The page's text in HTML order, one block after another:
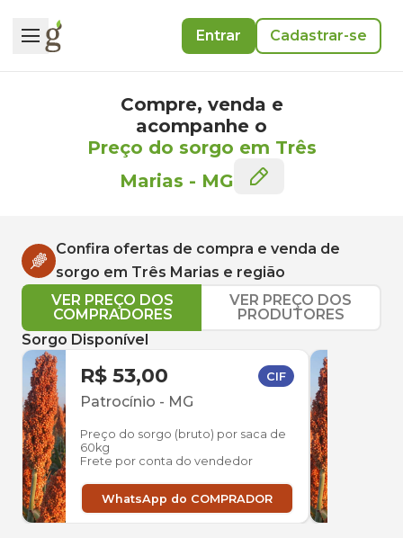
Entrar Cadastrar-se
Compre, venda e
acompanhe o
Preço do sorgo em Três
Marias - MG
Confira ofertas de compra e venda de
sorgo em Três Marias e região
VER PREÇO DOS
COMPRADORES
VER PREÇO DOS
PRODUTORES
Sorgo Disponível
R$ 53,00 CIF
Patrocínio - MG
Preço do sorgo (bruto) por saca de
60kg
Frete por conta do vendedor
WhatsApp do COMPRADOR